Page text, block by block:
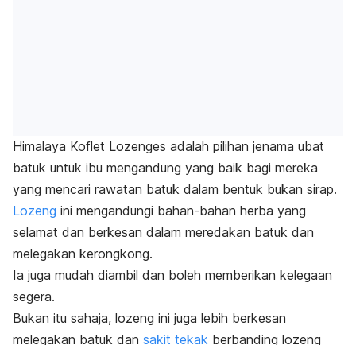
Himalaya Koflet Lozenges adalah pilihan jenama ubat
batuk untuk ibu mengandung yang baik bagi mereka
yang mencari rawatan batuk dalam bentuk bukan sirap.
Lozeng ini mengandungi bahan-bahan herba yang
selamat dan berkesan dalam meredakan batuk dan
melegakan kerongkong.
Ia juga mudah diambil dan boleh memberikan kelegaan
segera.
Bukan itu sahaja, lozeng ini juga lebih berkesan
melegakan batuk dan sakit tekak berbanding lozeng